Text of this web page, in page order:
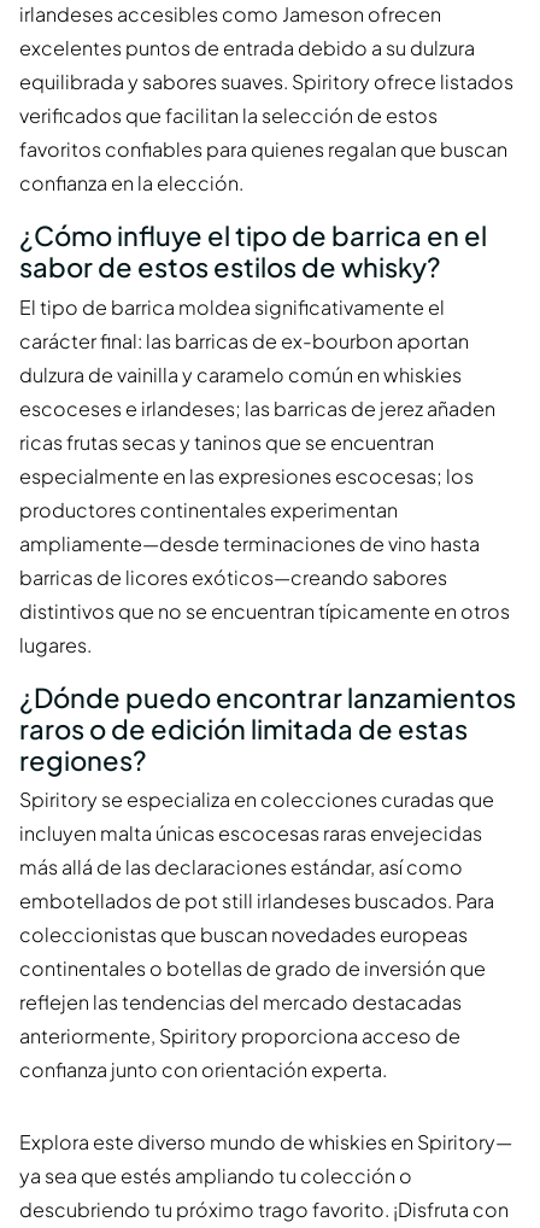
irlandeses accesibles como Jameson ofrecen
excelentes puntos de entrada debido a su dulzura
equilibrada y sabores suaves. Spiritory ofrece listados
verificados que facilitan la selección de estos
favoritos confiables para quienes regalan que buscan
confianza en la elección.
¿Cómo influye el tipo de barrica en el
sabor de estos estilos de whisky?
El tipo de barrica moldea significativamente el
carácter final: las barricas de ex-bourbon aportan
dulzura de vainilla y caramelo común en whiskies
escoceses e irlandeses; las barricas de jerez añaden
ricas frutas secas y taninos que se encuentran
especialmente en las expresiones escocesas; los
productores continentales experimentan
ampliamente—desde terminaciones de vino hasta
barricas de licores exóticos—creando sabores
distintivos que no se encuentran típicamente en otros
lugares.
¿Dónde puedo encontrar lanzamientos
raros o de edición limitada de estas
regiones?
Spiritory se especializa en colecciones curadas que
incluyen malta únicas escocesas raras envejecidas
más allá de las declaraciones estándar, así como
embotellados de pot still irlandeses buscados. Para
coleccionistas que buscan novedades europeas
continentales o botellas de grado de inversión que
reflejen las tendencias del mercado destacadas
anteriormente, Spiritory proporciona acceso de
confianza junto con orientación experta.
Explora este diverso mundo de whiskies en Spiritory—
ya sea que estés ampliando tu colección o
descubriendo tu próximo trago favorito. ¡Disfruta con